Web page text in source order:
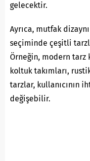
gelecektir.
Ayrıca, mutfak
seçiminde çeşitli
Örneğin, modern tarz
koltuk takımları,
tarzlar, kullanıcının
değişebilir.